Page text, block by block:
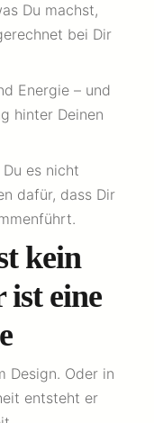
Du machst,
bei Dir
Energie – und
hinter Deinen
es nicht
dafür, dass Dir
kein
ist eine
Design. Oder in
entsteht er